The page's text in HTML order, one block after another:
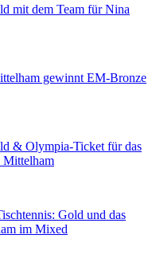
mit dem Team für Nina
gewinnt EM-Bronze
& Olympia-Ticket für das
Mittelham
Gold und das
im Mixed